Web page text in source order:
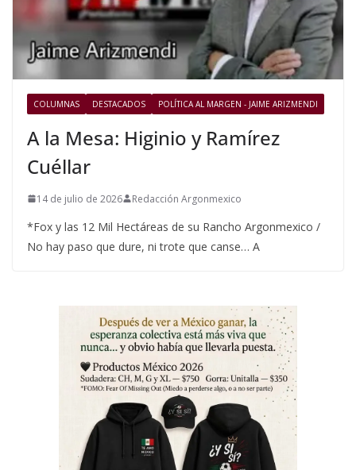
COLUMNAS DESTACADOS POLÍTICA AL MARGEN - JAIME ARIZMENDI
A la Mesa: Higinio y Ramírez
Cuéllar
14 de julio de 2026 Redacción Argonmexico
*Fox y las 12 Mil Hectáreas de su Rancho Argonmexico /
No hay paso que dure, ni trote que canse… A